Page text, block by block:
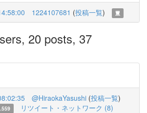
1224107681 (投稿一覧)
20 posts, 37
@HiraokaYasushi (投稿一覧)
リツイート・ネットワーク (8)